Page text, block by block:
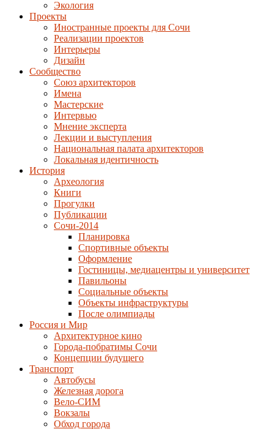
Экология
Проекты
Иностранные проекты для Сочи
Реализации проектов
Интерьеры
Дизайн
Сообщество
Союз архитекторов
Имена
Мастерские
Интервью
Мнение эксперта
Лекции и выступления
Национальная палата архитекторов
Локальная идентичность
История
Археология
Книги
Прогулки
Публикации
Сочи-2014
Планировка
Спортивные объекты
Оформление
Гостиницы, медиацентры и университет
Павильоны
Социальные объекты
Объекты инфраструктуры
После олимпиады
Россия и Мир
Архитектурное кино
Города-побратимы Сочи
Концепции будущего
Транспорт
Автобусы
Железная дорога
Вело-СИМ
Вокзалы
Обход города